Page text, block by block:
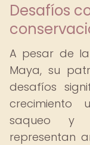
Desafíos
A pesar de
Maya, su
desafíos
crecimiento
saqueo y
representan